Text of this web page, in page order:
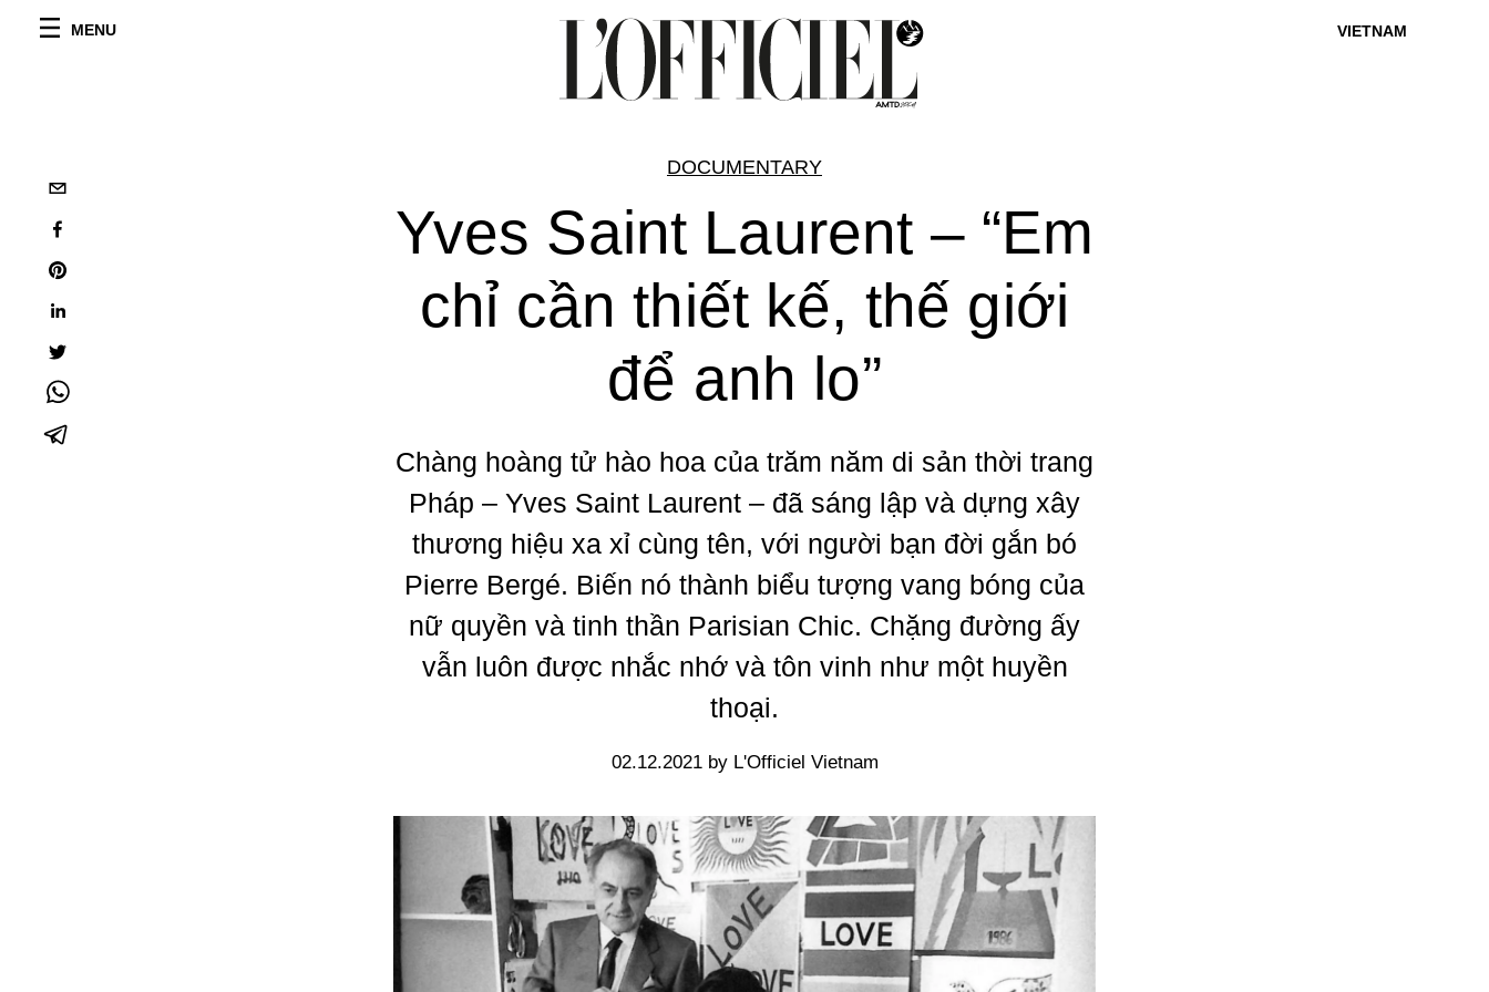
MENU VIETNAM
DOCUMENTARY
Yves Saint Laurent – “Em
chỉ cần thiết kế, thế giới
để anh lo”
Chàng hoàng tử hào hoa của trăm năm di sản thời trang
Pháp – Yves Saint Laurent – đã sáng lập và dựng xây
thương hiệu xa xỉ cùng tên, với người bạn đời gắn bó
Pierre Bergé. Biến nó thành biểu tượng vang bóng của
nữ quyền và tinh thần Parisian Chic. Chặng đường ấy
vẫn luôn được nhắc nhớ và tôn vinh như một huyền
thoại.
02.12.2021 by L'Officiel Vietnam